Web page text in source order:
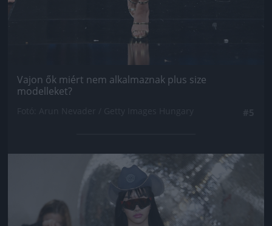
Vajon ők miért nem alkalmaznak plus size
modelleket?
Jön még kép!